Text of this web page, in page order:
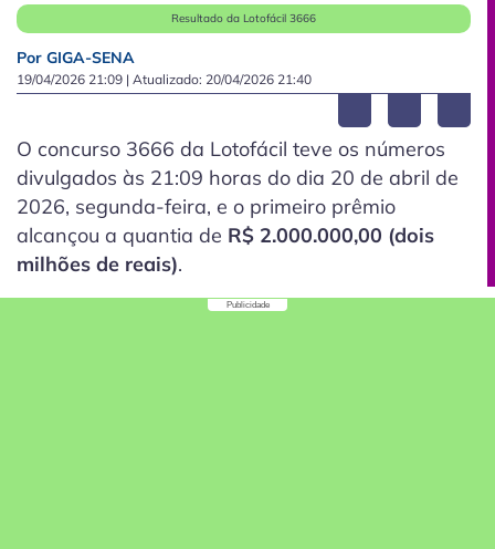
Resultado da Lotofácil 3666
Por GIGA-SENA
19/04/2026 21:09 | Atualizado: 20/04/2026 21:40
O concurso 3666 da Lotofácil teve os números
divulgados às 21:09 horas do dia 20 de abril de
2026, segunda-feira, e o primeiro prêmio
alcançou a quantia de R$ 2.000.000,00 (dois
milhões de reais).
Publicidade